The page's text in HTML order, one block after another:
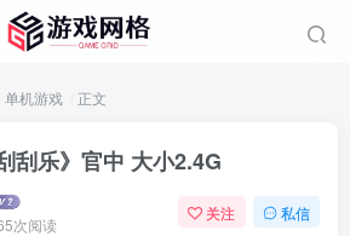
单机游戏 正文
刮乐》官中 大小2.4G
次阅读
关注 私信